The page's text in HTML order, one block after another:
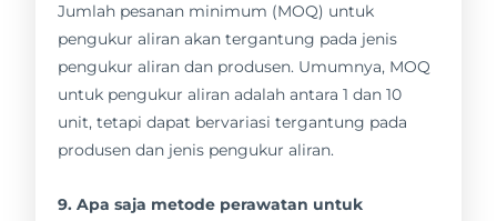
Jumlah pesanan minimum (MOQ) untuk
pengukur aliran akan tergantung pada jenis
pengukur aliran dan produsen. Umumnya, MOQ
untuk pengukur aliran adalah antara 1 dan 10
unit, tetapi dapat bervariasi tergantung pada
produsen dan jenis pengukur aliran.
9. Apa saja metode perawatan untuk